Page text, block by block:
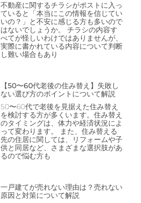
不動産に関するチラシがポストに入っ
ていると「本当にこの情報を信じてい
いの？」と不安に感じる方も多いので
はないでしょうか。 チラシの内容す
べてが怪しいわけではありませんが、
実際に書かれている内容について判断
し難い場合もあり
【50〜60代老後の住み替え】失敗し
ない選び方のポイントについて解説
50〜60代で老後を見据えた住み替え
を検討する方が多くいます。住み替え
のタイミングは、体力や経済状況によ
って変わります。 また、住み替える
先の住居に関しては、リフォームや子
供と同居など、さまざまな選択肢があ
るので悩む方も
一戸建てが売れない理由は？売れない
原因と対策について解説